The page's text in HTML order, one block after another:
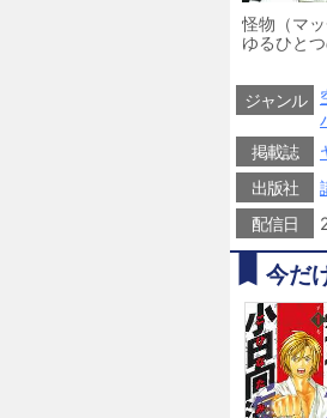
怪物（マ
ゆるひと
イビーフ
（ひ）か
闘技＆武
ジャンル
掲載誌
出版社
配信日
今だ